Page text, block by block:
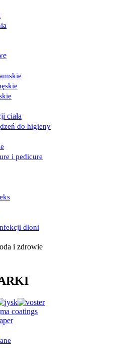
ciała
do higieny
i pedicure
dłoni